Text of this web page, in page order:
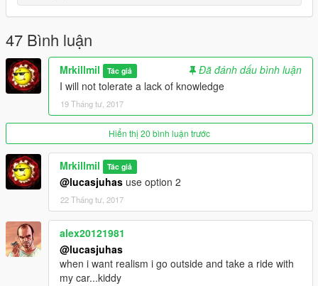
47 Bình luận
Mrkillmil Tác giả
Đã đánh dấu bình luận
I will not tolerate a lack of knowledge
19 Tháng tư, 2017
Hiển thị 20 bình luận trước
Mrkillmil Tác giả
@lucasjuhas use option 2
22 Tháng tư, 2017
alex20121981
@lucasjuhas
when i want realism i go outside and take a ride with
my car...kiddy